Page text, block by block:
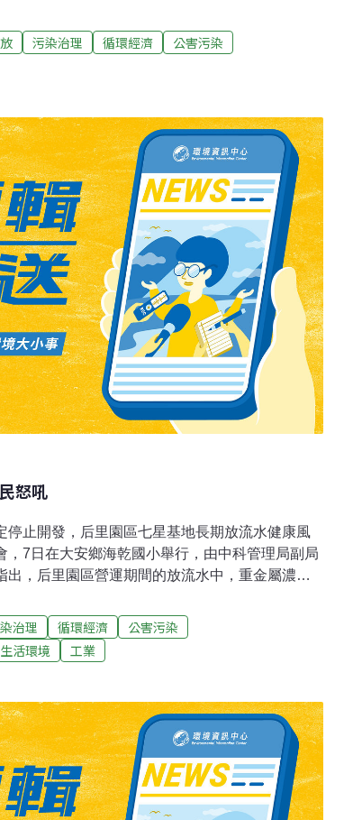
但通過辦法太過草率，而且會議內容不明，民
要以溫寮溪為界，幫北大安6個村落都裝設自來
中央能比照六輕，派台大的學者到大安調查。
管工程努力，但涉及自來水公司權責，會再研
污染治理 循環經濟
公害污染
怒吼
停止開發，后里園區七星基地長期放流水健康風
，7日在大安鄉海乾國小舉行，由中科管理局副局
出，后里園區營運期間的放流水中，重金屬濃度
民，目前都還飲用地下水，萬一發生汙水滲入地
於海水漲潮倒灌，將造成魚源枯竭，對百姓生
民，將構成遺害百年隱憂，引起民眾強烈反
請專家學者組成監測單位，為中科排放的汙水嚴
該局將民眾需求整理後再討論。大安鄉長莊圳
研，擇日發動到台北抗議，表達民眾的3項基本訴
外、全鄉裝設自來水、每年補助鄉民健康檢查。
治理 循環經濟
公害污染
生活環境 工業